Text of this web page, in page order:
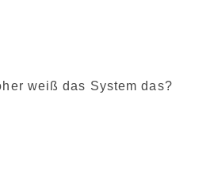
weiß das System das?